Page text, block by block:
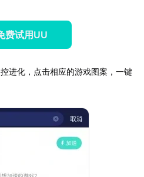
费试用UU
进化，点击相应的游戏图案，一键